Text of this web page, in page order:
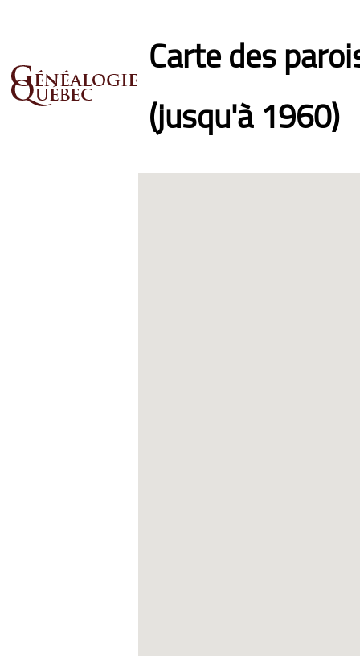
Carte des
(jusqu'à 1960)